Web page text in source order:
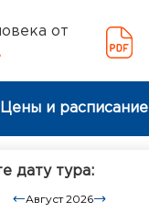
от
Цены и расписание
дату тура:
Август 2026